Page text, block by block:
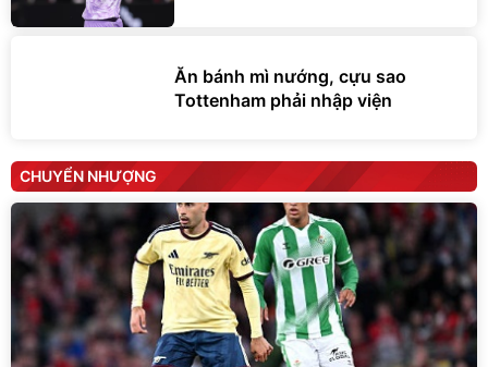
Ăn bánh mì nướng, cựu sao
Tottenham phải nhập viện
CHUYỂN NHƯỢNG